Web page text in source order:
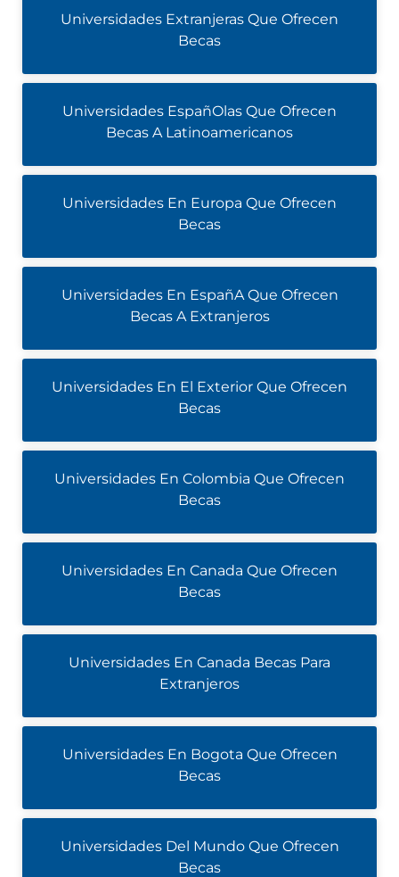
Universidades Extranjeras Que Ofrecen
Becas
Universidades EspañOlas Que Ofrecen
Becas A Latinoamericanos
Universidades En Europa Que Ofrecen
Becas
Universidades En EspañA Que Ofrecen
Becas A Extranjeros
Universidades En El Exterior Que Ofrecen
Becas
Universidades En Colombia Que Ofrecen
Becas
Universidades En Canada Que Ofrecen
Becas
Universidades En Canada Becas Para
Extranjeros
Universidades En Bogota Que Ofrecen
Becas
Universidades Del Mundo Que Ofrecen
Becas